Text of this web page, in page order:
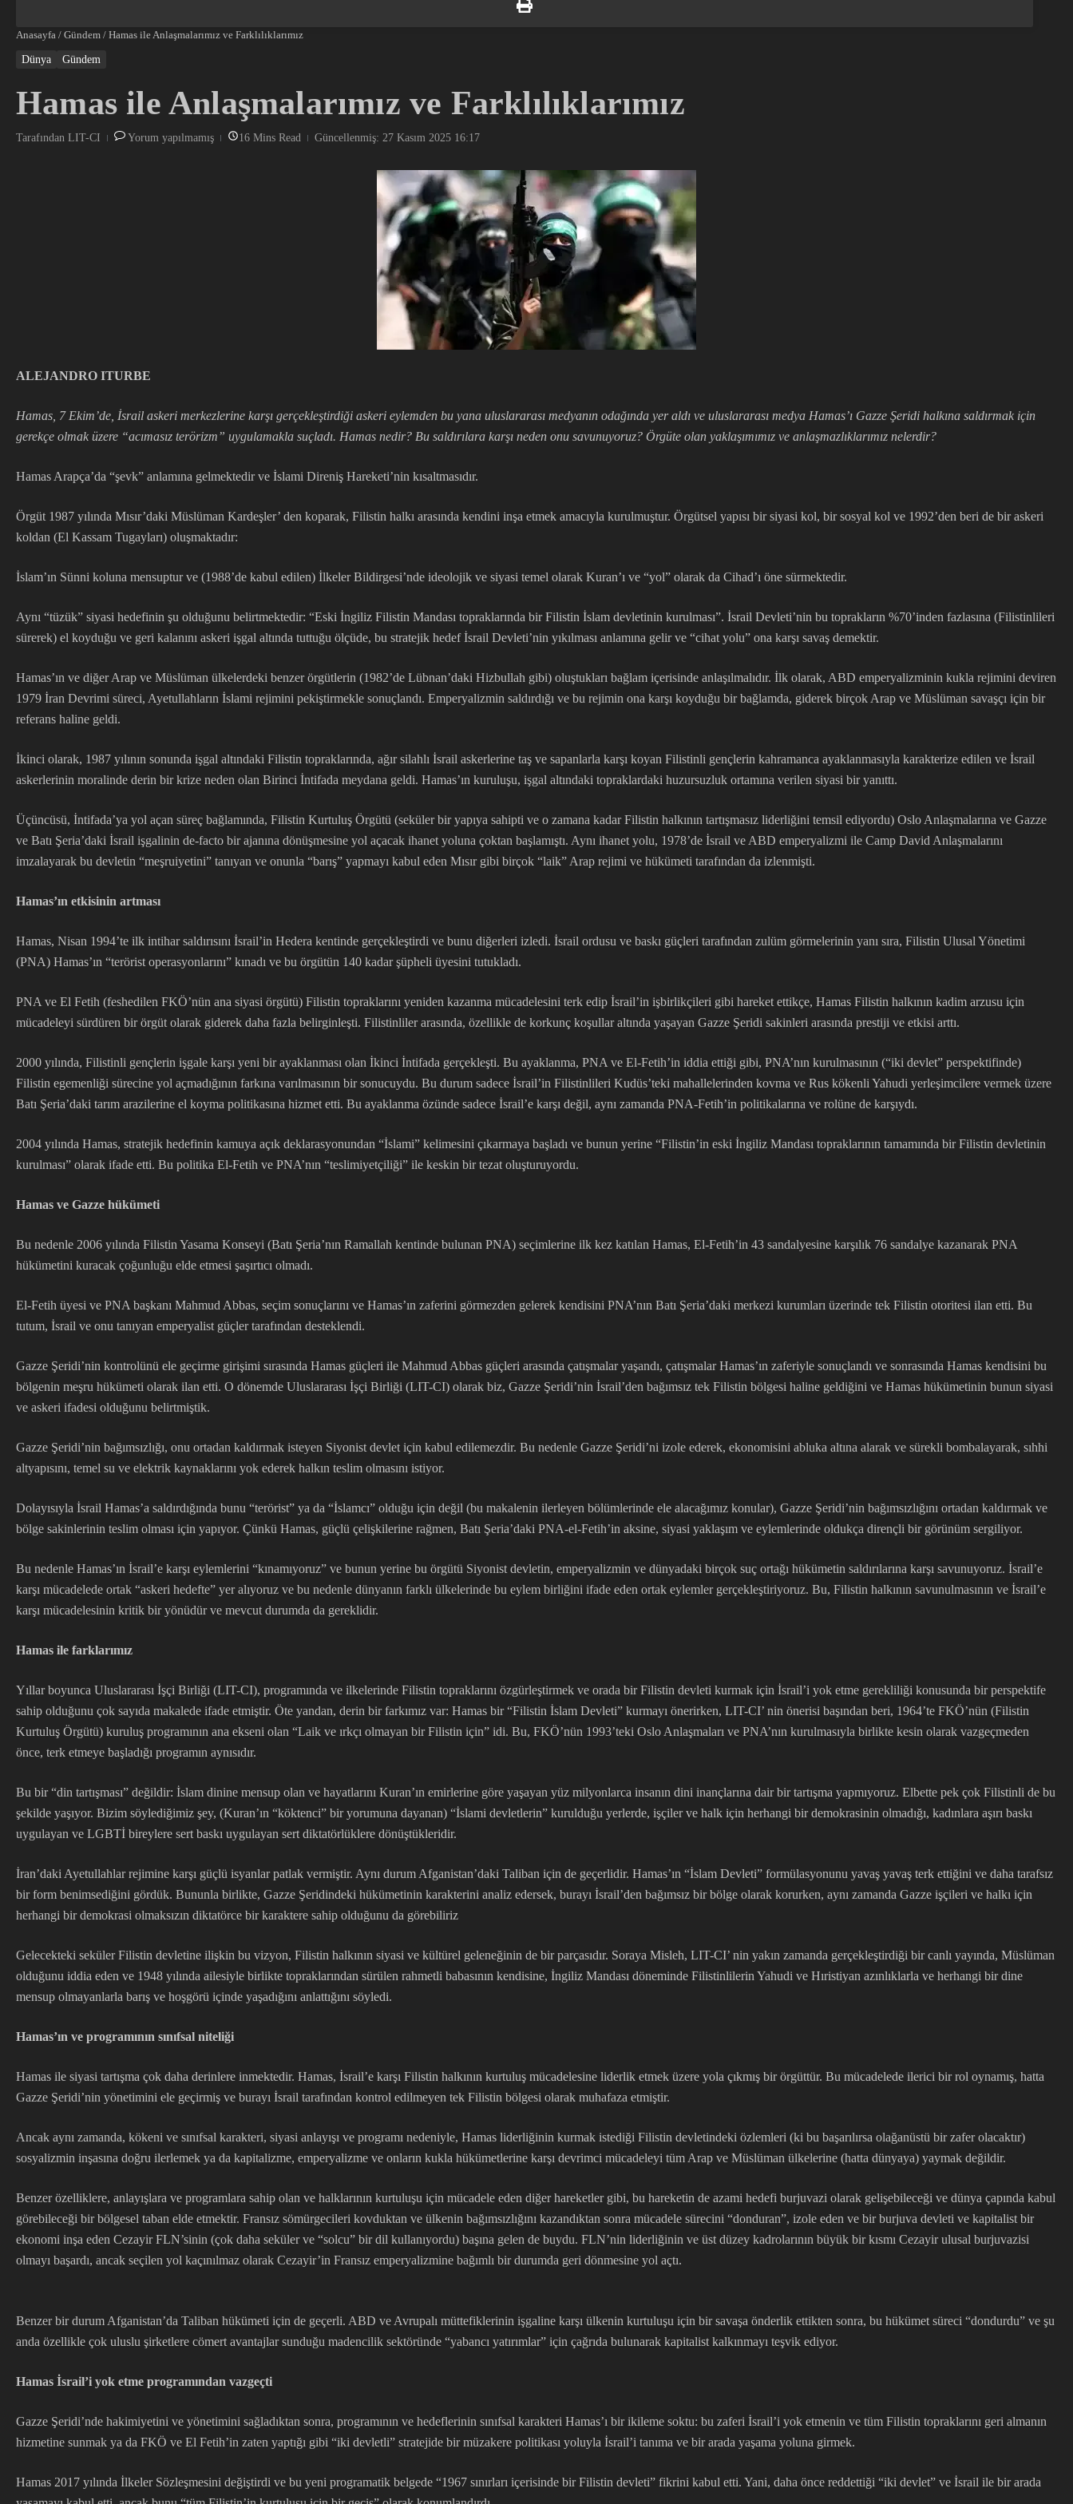
Anasayfa / Gündem / Hamas ile Anlaşmalarımız ve Farklılıklarımız
Dünya Gündem
Hamas ile Anlaşmalarımız ve Farklılıklarımız
Tarafından LIT-CI Yorum yapılmamış 16 Mins Read Güncellenmiş: 27 Kasım 2025 16:17
ALEJANDRO ITURBE
Hamas, 7 Ekim’de, İsrail askeri merkezlerine karşı gerçekleştirdiği askeri eylemden bu yana uluslararası medyanın odağında yer aldı ve uluslararası medya Hamas’ı Gazze Şeridi halkına saldırmak için
gerekçe olmak üzere “acımasız terörizm” uygulamakla suçladı. Hamas nedir? Bu saldırılara karşı neden onu savunuyoruz? Örgüte olan yaklaşımımız ve anlaşmazlıklarımız nelerdir?
Hamas Arapça’da “şevk” anlamına gelmektedir ve İslami Direniş Hareketi’nin kısaltmasıdır.
Örgüt 1987 yılında Mısır’daki Müslüman Kardeşler’ den koparak, Filistin halkı arasında kendini inşa etmek amacıyla kurulmuştur. Örgütsel yapısı bir siyasi kol, bir sosyal kol ve 1992’den beri de bir askeri
koldan (El Kassam Tugayları) oluşmaktadır:
İslam’ın Sünni koluna mensuptur ve (1988’de kabul edilen) İlkeler Bildirgesi’nde ideolojik ve siyasi temel olarak Kuran’ı ve “yol” olarak da Cihad’ı öne sürmektedir.
Aynı “tüzük” siyasi hedefinin şu olduğunu belirtmektedir: “Eski İngiliz Filistin Mandası topraklarında bir Filistin İslam devletinin kurulması”. İsrail Devleti’nin bu toprakların %70’inden fazlasına (Filistinlileri
sürerek) el koyduğu ve geri kalanını askeri işgal altında tuttuğu ölçüde, bu stratejik hedef İsrail Devleti’nin yıkılması anlamına gelir ve “cihat yolu” ona karşı savaş demektir.
Hamas’ın ve diğer Arap ve Müslüman ülkelerdeki benzer örgütlerin (1982’de Lübnan’daki Hizbullah gibi) oluştukları bağlam içerisinde anlaşılmalıdır. İlk olarak, ABD emperyalizminin kukla rejimini deviren
1979 İran Devrimi süreci, Ayetullahların İslami rejimini pekiştirmekle sonuçlandı. Emperyalizmin saldırdığı ve bu rejimin ona karşı koyduğu bir bağlamda, giderek birçok Arap ve Müslüman savaşçı için bir
referans haline geldi.
İkinci olarak, 1987 yılının sonunda işgal altındaki Filistin topraklarında, ağır silahlı İsrail askerlerine taş ve sapanlarla karşı koyan Filistinli gençlerin kahramanca ayaklanmasıyla karakterize edilen ve İsrail
askerlerinin moralinde derin bir krize neden olan Birinci İntifada meydana geldi. Hamas’ın kuruluşu, işgal altındaki topraklardaki huzursuzluk ortamına verilen siyasi bir yanıttı.
Üçüncüsü, İntifada’ya yol açan süreç bağlamında, Filistin Kurtuluş Örgütü (seküler bir yapıya sahipti ve o zamana kadar Filistin halkının tartışmasız liderliğini temsil ediyordu) Oslo Anlaşmalarına ve Gazze
ve Batı Şeria’daki İsrail işgalinin de-facto bir ajanına dönüşmesine yol açacak ihanet yoluna çoktan başlamıştı. Aynı ihanet yolu, 1978’de İsrail ve ABD emperyalizmi ile Camp David Anlaşmalarını
imzalayarak bu devletin “meşruiyetini” tanıyan ve onunla “barış” yapmayı kabul eden Mısır gibi birçok “laik” Arap rejimi ve hükümeti tarafından da izlenmişti.
Hamas’ın etkisinin artması
Hamas, Nisan 1994’te ilk intihar saldırısını İsrail’in Hedera kentinde gerçekleştirdi ve bunu diğerleri izledi. İsrail ordusu ve baskı güçleri tarafından zulüm görmelerinin yanı sıra, Filistin Ulusal Yönetimi
(PNA) Hamas’ın “terörist operasyonlarını” kınadı ve bu örgütün 140 kadar şüpheli üyesini tutukladı.
PNA ve El Fetih (feshedilen FKÖ’nün ana siyasi örgütü) Filistin topraklarını yeniden kazanma mücadelesini terk edip İsrail’in işbirlikçileri gibi hareket ettikçe, Hamas Filistin halkının kadim arzusu için
mücadeleyi sürdüren bir örgüt olarak giderek daha fazla belirginleşti. Filistinliler arasında, özellikle de korkunç koşullar altında yaşayan Gazze Şeridi sakinleri arasında prestiji ve etkisi arttı.
2000 yılında, Filistinli gençlerin işgale karşı yeni bir ayaklanması olan İkinci İntifada gerçekleşti. Bu ayaklanma, PNA ve El-Fetih’in iddia ettiği gibi, PNA’nın kurulmasının (“iki devlet” perspektifinde)
Filistin egemenliği sürecine yol açmadığının farkına varılmasının bir sonucuydu. Bu durum sadece İsrail’in Filistinlileri Kudüs’teki mahallelerinden kovma ve Rus kökenli Yahudi yerleşimcilere vermek üzere
Batı Şeria’daki tarım arazilerine el koyma politikasına hizmet etti. Bu ayaklanma özünde sadece İsrail’e karşı değil, aynı zamanda PNA-Fetih’in politikalarına ve rolüne de karşıydı.
2004 yılında Hamas, stratejik hedefinin kamuya açık deklarasyonundan “İslami” kelimesini çıkarmaya başladı ve bunun yerine “Filistin’in eski İngiliz Mandası topraklarının tamamında bir Filistin devletinin
kurulması” olarak ifade etti. Bu politika El-Fetih ve PNA’nın “teslimiyetçiliği” ile keskin bir tezat oluşturuyordu.
Hamas ve Gazze hükümeti
Bu nedenle 2006 yılında Filistin Yasama Konseyi (Batı Şeria’nın Ramallah kentinde bulunan PNA) seçimlerine ilk kez katılan Hamas, El-Fetih’in 43 sandalyesine karşılık 76 sandalye kazanarak PNA
hükümetini kuracak çoğunluğu elde etmesi şaşırtıcı olmadı.
El-Fetih üyesi ve PNA başkanı Mahmud Abbas, seçim sonuçlarını ve Hamas’ın zaferini görmezden gelerek kendisini PNA’nın Batı Şeria’daki merkezi kurumları üzerinde tek Filistin otoritesi ilan etti. Bu
tutum, İsrail ve onu tanıyan emperyalist güçler tarafından desteklendi.
Gazze Şeridi’nin kontrolünü ele geçirme girişimi sırasında Hamas güçleri ile Mahmud Abbas güçleri arasında çatışmalar yaşandı, çatışmalar Hamas’ın zaferiyle sonuçlandı ve sonrasında Hamas kendisini bu
bölgenin meşru hükümeti olarak ilan etti. O dönemde Uluslararası İşçi Birliği (LIT-CI) olarak biz, Gazze Şeridi’nin İsrail’den bağımsız tek Filistin bölgesi haline geldiğini ve Hamas hükümetinin bunun siyasi
ve askeri ifadesi olduğunu belirtmiştik.
Gazze Şeridi’nin bağımsızlığı, onu ortadan kaldırmak isteyen Siyonist devlet için kabul edilemezdir. Bu nedenle Gazze Şeridi’ni izole ederek, ekonomisini abluka altına alarak ve sürekli bombalayarak, sıhhi
altyapısını, temel su ve elektrik kaynaklarını yok ederek halkın teslim olmasını istiyor.
Dolayısıyla İsrail Hamas’a saldırdığında bunu “terörist” ya da “İslamcı” olduğu için değil (bu makalenin ilerleyen bölümlerinde ele alacağımız konular), Gazze Şeridi’nin bağımsızlığını ortadan kaldırmak ve
bölge sakinlerinin teslim olması için yapıyor. Çünkü Hamas, güçlü çelişkilerine rağmen, Batı Şeria’daki PNA-el-Fetih’in aksine, siyasi yaklaşım ve eylemlerinde oldukça dirençli bir görünüm sergiliyor.
Bu nedenle Hamas’ın İsrail’e karşı eylemlerini “kınamıyoruz” ve bunun yerine bu örgütü Siyonist devletin, emperyalizmin ve dünyadaki birçok suç ortağı hükümetin saldırılarına karşı savunuyoruz. İsrail’e
karşı mücadelede ortak “askeri hedefte” yer alıyoruz ve bu nedenle dünyanın farklı ülkelerinde bu eylem birliğini ifade eden ortak eylemler gerçekleştiriyoruz. Bu, Filistin halkının savunulmasının ve İsrail’e
karşı mücadelesinin kritik bir yönüdür ve mevcut durumda da gereklidir.
Hamas ile farklarımız
Yıllar boyunca Uluslararası İşçi Birliği (LIT-CI), programında ve ilkelerinde Filistin topraklarını özgürleştirmek ve orada bir Filistin devleti kurmak için İsrail’i yok etme gerekliliği konusunda bir perspektife
sahip olduğunu çok sayıda makalede ifade etmiştir. Öte yandan, derin bir farkımız var: Hamas bir “Filistin İslam Devleti” kurmayı önerirken, LIT-CI’ nin önerisi başından beri, 1964’te FKÖ’nün (Filistin
Kurtuluş Örgütü) kuruluş programının ana ekseni olan “Laik ve ırkçı olmayan bir Filistin için” idi. Bu, FKÖ’nün 1993’teki Oslo Anlaşmaları ve PNA’nın kurulmasıyla birlikte kesin olarak vazgeçmeden
önce, terk etmeye başladığı programın aynısıdır.
Bu bir “din tartışması” değildir: İslam dinine mensup olan ve hayatlarını Kuran’ın emirlerine göre yaşayan yüz milyonlarca insanın dini inançlarına dair bir tartışma yapmıyoruz. Elbette pek çok Filistinli de bu
şekilde yaşıyor. Bizim söylediğimiz şey, (Kuran’ın “köktenci” bir yorumuna dayanan) “İslami devletlerin” kurulduğu yerlerde, işçiler ve halk için herhangi bir demokrasinin olmadığı, kadınlara aşırı baskı
uygulayan ve LGBTİ bireylere sert baskı uygulayan sert diktatörlüklere dönüştükleridir.
İran’daki Ayetullahlar rejimine karşı güçlü isyanlar patlak vermiştir. Aynı durum Afganistan’daki Taliban için de geçerlidir. Hamas’ın “İslam Devleti” formülasyonunu yavaş yavaş terk ettiğini ve daha tarafsız
bir form benimsediğini gördük. Bununla birlikte, Gazze Şeridindeki hükümetinin karakterini analiz edersek, burayı İsrail’den bağımsız bir bölge olarak korurken, aynı zamanda Gazze işçileri ve halkı için
herhangi bir demokrasi olmaksızın diktatörce bir karaktere sahip olduğunu da görebiliriz
Gelecekteki seküler Filistin devletine ilişkin bu vizyon, Filistin halkının siyasi ve kültürel geleneğinin de bir parçasıdır. Soraya Misleh, LIT-CI’ nin yakın zamanda gerçekleştirdiği bir canlı yayında, Müslüman
olduğunu iddia eden ve 1948 yılında ailesiyle birlikte topraklarından sürülen rahmetli babasının kendisine, İngiliz Mandası döneminde Filistinlilerin Yahudi ve Hıristiyan azınlıklarla ve herhangi bir dine
mensup olmayanlarla barış ve hoşgörü içinde yaşadığını anlattığını söyledi.
Hamas’ın ve programının sınıfsal niteliği
Hamas ile siyasi tartışma çok daha derinlere inmektedir. Hamas, İsrail’e karşı Filistin halkının kurtuluş mücadelesine liderlik etmek üzere yola çıkmış bir örgüttür. Bu mücadelede ilerici bir rol oynamış, hatta
Gazze Şeridi’nin yönetimini ele geçirmiş ve burayı İsrail tarafından kontrol edilmeyen tek Filistin bölgesi olarak muhafaza etmiştir.
Ancak aynı zamanda, kökeni ve sınıfsal karakteri, siyasi anlayışı ve programı nedeniyle, Hamas liderliğinin kurmak istediği Filistin devletindeki özlemleri (ki bu başarılırsa olağanüstü bir zafer olacaktır)
sosyalizmin inşasına doğru ilerlemek ya da kapitalizme, emperyalizme ve onların kukla hükümetlerine karşı devrimci mücadeleyi tüm Arap ve Müslüman ülkelerine (hatta dünyaya) yaymak değildir.
Benzer özelliklere, anlayışlara ve programlara sahip olan ve halklarının kurtuluşu için mücadele eden diğer hareketler gibi, bu hareketin de azami hedefi burjuvazi olarak gelişebileceği ve dünya çapında kabul
görebileceği bir bölgesel taban elde etmektir. Fransız sömürgecileri kovduktan ve ülkenin bağımsızlığını kazandıktan sonra mücadele sürecini “donduran”, izole eden ve bir burjuva devleti ve kapitalist bir
ekonomi inşa eden Cezayir FLN’sinin (çok daha seküler ve “solcu” bir dil kullanıyordu) başına gelen de buydu. FLN’nin liderliğinin ve üst düzey kadrolarının büyük bir kısmı Cezayir ulusal burjuvazisi
olmayı başardı, ancak seçilen yol kaçınılmaz olarak Cezayir’in Fransız emperyalizmine bağımlı bir durumda geri dönmesine yol açtı.
Benzer bir durum Afganistan’da Taliban hükümeti için de geçerli. ABD ve Avrupalı müttefiklerinin işgaline karşı ülkenin kurtuluşu için bir savaşa önderlik ettikten sonra, bu hükümet süreci “dondurdu” ve şu
anda özellikle çok uluslu şirketlere cömert avantajlar sunduğu madencilik sektöründe “yabancı yatırımlar” için çağrıda bulunarak kapitalist kalkınmayı teşvik ediyor.
Hamas İsrail’i yok etme programından vazgeçti
Gazze Şeridi’nde hakimiyetini ve yönetimini sağladıktan sonra, programının ve hedeflerinin sınıfsal karakteri Hamas’ı bir ikileme soktu: bu zaferi İsrail’i yok etmenin ve tüm Filistin topraklarını geri almanın
hizmetine sunmak ya da FKÖ ve El Fetih’in zaten yaptığı gibi “iki devletli” stratejide bir müzakere politikası yoluyla İsrail’i tanıma ve bir arada yaşama yoluna girmek.
Hamas 2017 yılında İlkeler Sözleşmesini değiştirdi ve bu yeni programatik belgede “1967 sınırları içerisinde bir Filistin devleti” fikrini kabul etti. Yani, daha önce reddettiği “iki devlet” ve İsrail ile bir arada